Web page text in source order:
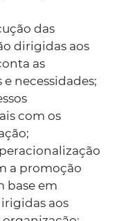
das
dirigidas aos
as
necessidades;
com os
a promoção
base em
aos